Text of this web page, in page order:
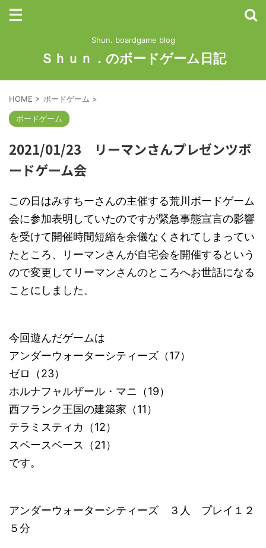
Shun. boardgame blog
Ｓｈｕｎ．のボードゲーム日記
HOME > ボードゲーム >
ボードゲーム
2021/01/23 リーマンさんプレゼンツボ
ードゲーム会
この日はみすちーさんの主催する荒川ボードゲーム
会に参加表明していたのですが緊急事態宣言の影響
を受けて開催時間短縮を余儀なくされてしまってい
たところ、リーマンさんが自宅会を開催するという
ので変更してリーマンさんのところへお世話になる
ことにしました。
今回遊んだゲームは
アンダーウォーターシティーズ（17）
ゼロ（23）
ホルナフャルザール・マニ（19）
西フランク王国の建築家（11）
テラミスティカ（12）
スペースベース（21）
です。
アンダーウォーターシティーズ ３人 プレイ１２
５分